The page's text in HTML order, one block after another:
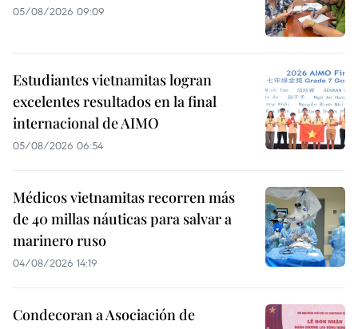
05/08/2026 09:09
Estudiantes vietnamitas logran
excelentes resultados en la final
internacional de AIMO
05/08/2026 06:54
Médicos vietnamitas recorren más
de 40 millas náuticas para salvar a
marinero ruso
04/08/2026 14:19
Condecoran a Asociación de